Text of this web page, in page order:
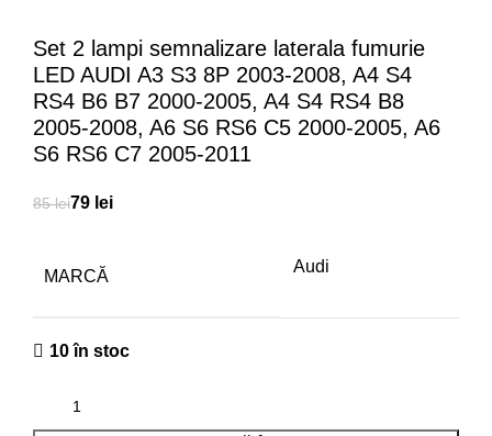
Set 2 lampi semnalizare laterala fumurie
LED AUDI A3 S3 8P 2003-2008, A4 S4
RS4 B6 B7 2000-2005, A4 S4 RS4 B8
2005-2008, A6 S6 RS6 C5 2000-2005, A6
S6 RS6 C7 2005-2011
85lei79 lei
MARCĂ
Audi
10 în stoc